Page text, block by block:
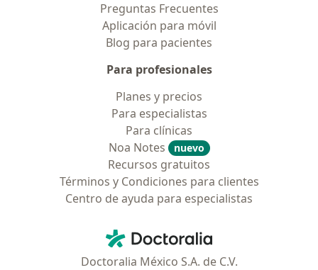
Preguntas Frecuentes
Aplicación para móvil
Blog para pacientes
Para profesionales
Planes y precios
Para especialistas
Para clínicas
Noa Notes
nuevo
Recursos gratuitos
Términos y Condiciones para clientes
Centro de ayuda para especialistas
Doctoralia - Página de inicio
Doctoralia México S.A. de C.V.